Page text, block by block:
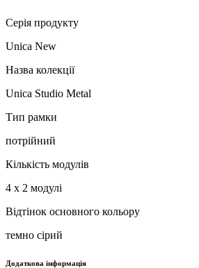
Серія продукту
Unica New
Назва колекції
Unica Studio Metal
Тип рамки
потрійний
Кількість модулів
4 х 2 модулі
Відтінок основного кольору
темно сірий
Додаткова інформація